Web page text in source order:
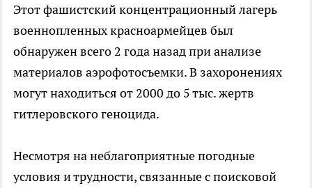
Этот фашистский концентрационный лагерь
военнопленных красноармейцев был
обнаружен всего 2 года назад при анализе
материалов аэрофотосъемки. В захоронениях
могут находиться от 2000 до 5 тыс. жертв
гитлеровского геноцида.
Несмотря на неблагоприятные погодные
условия и трудности, связанные с поисковой